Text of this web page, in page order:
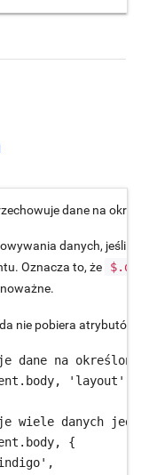
dane na
danych, jeśli
Oznacza to, że
nie pobiera atrybutów
dane na
wiele danych
{